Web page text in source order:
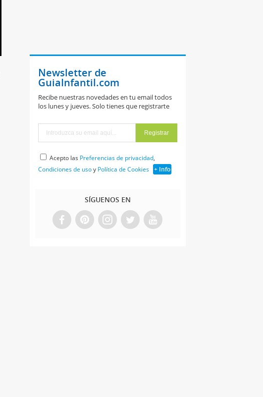
Newsletter de
GuiaInfantil.com
Recibe nuestras novedades en tu email todos
los lunes y jueves. Solo tienes que registrarte
Acepto las Preferencias de privacidad,
Condiciones de usoy Política de Cookies + Info
SÍGUENOS EN